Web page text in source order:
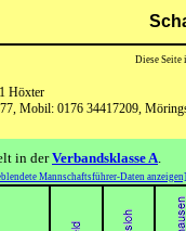
Diese Seite
Höxter
Mobil: 0176 34417209,
in derVerbandsklasse A.
Mannschaftsführer-Daten anzeigen]